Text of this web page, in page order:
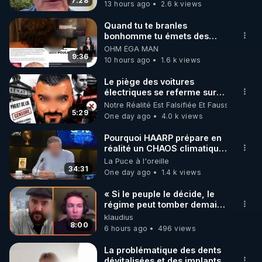
https://www.autonomia-editions.com/livre/le-
miracle-de-la-detoxification-de-robert-morse/
----------
Podcast – Se régénérer, ce n’est pas se réparer :
c’est changer de cap
Avec Pascal, coach RGNR
Dans cet épisode, Pascal revient sur un
malentendu fondamental : croire que la santé, c’est
juste « réparer ». On fait une cure, un jeûne, une
pause… puis on recommence comme avant. Mais
est-ce vraiment ça, la santé ?
Et si la vraie régénération, ce n’était pas une
parenthèse, mais un vrai retournement ?
Changer de cap, pas seulement freiner. Revenir à
l’essentiel, pas repeindre la façade.
13 hours ago
2.6 k views
9:36
Quand tu te branles
bonhomme tu émets des
ondes ils ont juste omis de
t'expliquer
OHM ÉGA MAN
10 hours ago
1.6 k views
5:29
Le piège des voitures
électriques se referme sur
les usagers !
Notre Réalité Est Falsifiée Et Fausse
One day ago
4.0 k views
34:31
Pourquoi HAARP prépare en
réalité un CHAOS climatique,
on répond
La Puce à l'oreille
One day ago
1.4 k views
8:00
« Si le peuple le décide, le
régime peut tomber demain !
»
klaudius
6 hours ago
496 views
La problématique des dents